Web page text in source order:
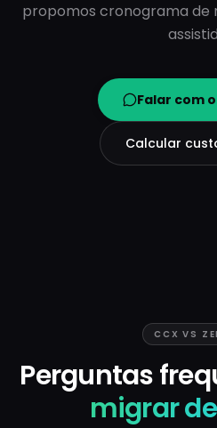
propomos cronograma de
Falar com
Calcular
CCX VS
Perguntas
migrar